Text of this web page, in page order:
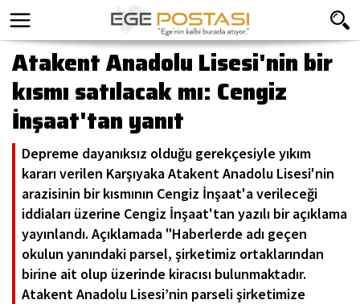
Atakent Anadolu Lisesi'nin bir
kısmı satılacak mı: Cengiz
İnşaat'tan yanıt
Depreme dayanıksız olduğu gerekçesiyle yıkım
kararı verilen Karşıyaka Atakent Anadolu Lisesi'nin
arazisinin bir kısmının Cengiz İnşaat'a verileceği
iddiaları üzerine Cengiz İnşaat'tan yazılı bir açıklama
yayınlandı. Açıklamada "Haberlerde adı geçen
okulun yanındaki parsel, şirketimiz ortaklarından
birine ait olup üzerinde kiracısı bulunmaktadır.
Atakent Anadolu Lisesi’nin parseli şirketimize